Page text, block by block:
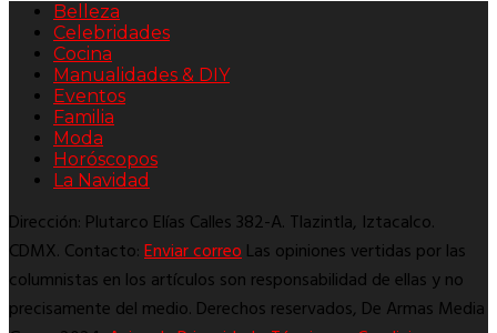
Belleza
Celebridades
Cocina
Manualidades & DIY
Eventos
Familia
Moda
Horóscopos
La Navidad
Dirección: Plutarco Elías Calles 382-A. Tlazintla, Iztacalco.
CDMX. Contacto:Enviar correoLas opiniones vertidas por las
columnistas en los artículos son responsabilidad de ellas y no
precisamente del medio. Derechos reservados, De Armas Media